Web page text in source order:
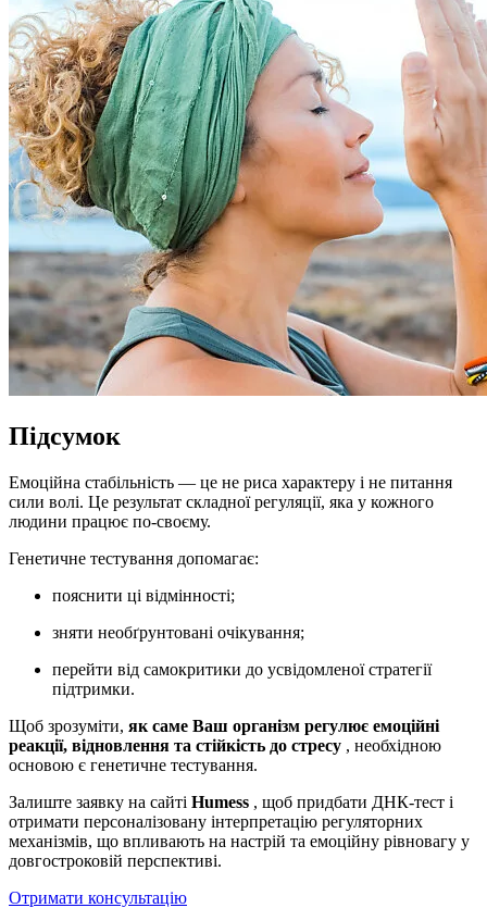
Підсумок
Емоційна стабільність — це не риса характеру і не питання
сили волі. Це результат складної регуляції, яка у кожного
людини працює по-своєму.
Генетичне тестування допомагає:
пояснити ці відмінності;
зняти необґрунтовані очікування;
перейти від самокритики до усвідомленої стратегії
підтримки.
Щоб зрозуміти, як саме Ваш організм регулює емоційні
реакції, відновлення та стійкість до стресу , необхідною
основою є генетичне тестування.
Залиште заявку на сайті Humess , щоб придбати ДНК-тест і
отримати персоналізовану інтерпретацію регуляторних
механізмів, що впливають на настрій та емоційну рівновагу у
довгостроковій перспективі.
Отримати консультацію